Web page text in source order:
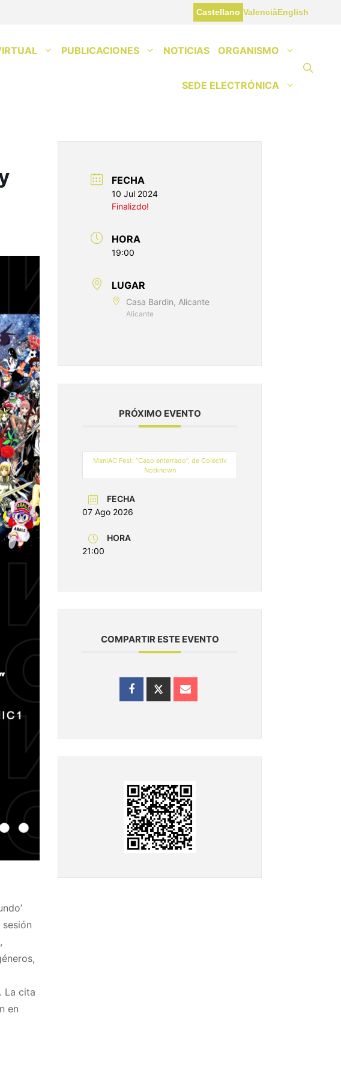
Castellano ValenciàEnglish
PUBLICACIONES NOTICIAS ORGANISMO
SEDE ELECTRÓNICA
,
. La cita
en
FECHA
10 Jul 2024
Finalizdo!
HORA
19:00
LUGAR
Casa Bardin, Alicante
Alicante
PRÓXIMO EVENTO
ManIAC Fest: “Caso enterrado”, de Colectiv
Notknown
FECHA
07 Ago 2026
HORA
21:00
COMPARTIR ESTE EVENTO